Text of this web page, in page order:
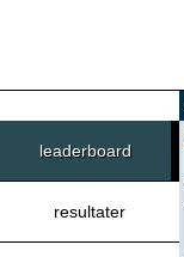
leaderboard
resultater